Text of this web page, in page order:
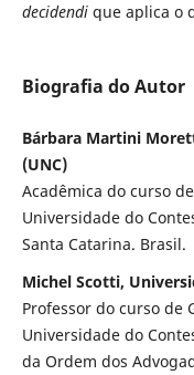
decidendique aplica o
Biografia do Autor
Bárbara Martini
(UNC)
Acadêmica do curso
Universidade do
Santa Catarina. Brasil.
Michel Scotti,
Professor do curso de
Universidade do
da Ordem dos